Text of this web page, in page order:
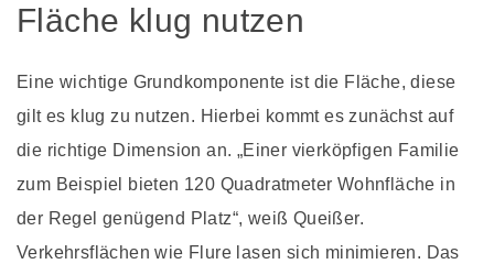
Fläche klug nutzen
Eine wichtige Grundkomponente ist die Fläche, diese
gilt es klug zu nutzen. Hierbei kommt es zunächst auf
die richtige Dimension an. „Einer vierköpfigen Familie
zum Beispiel bieten 120 Quadratmeter Wohnfläche in
der Regel genügend Platz“, weiß Queißer.
Verkehrsflächen wie Flure lasen sich minimieren. Das